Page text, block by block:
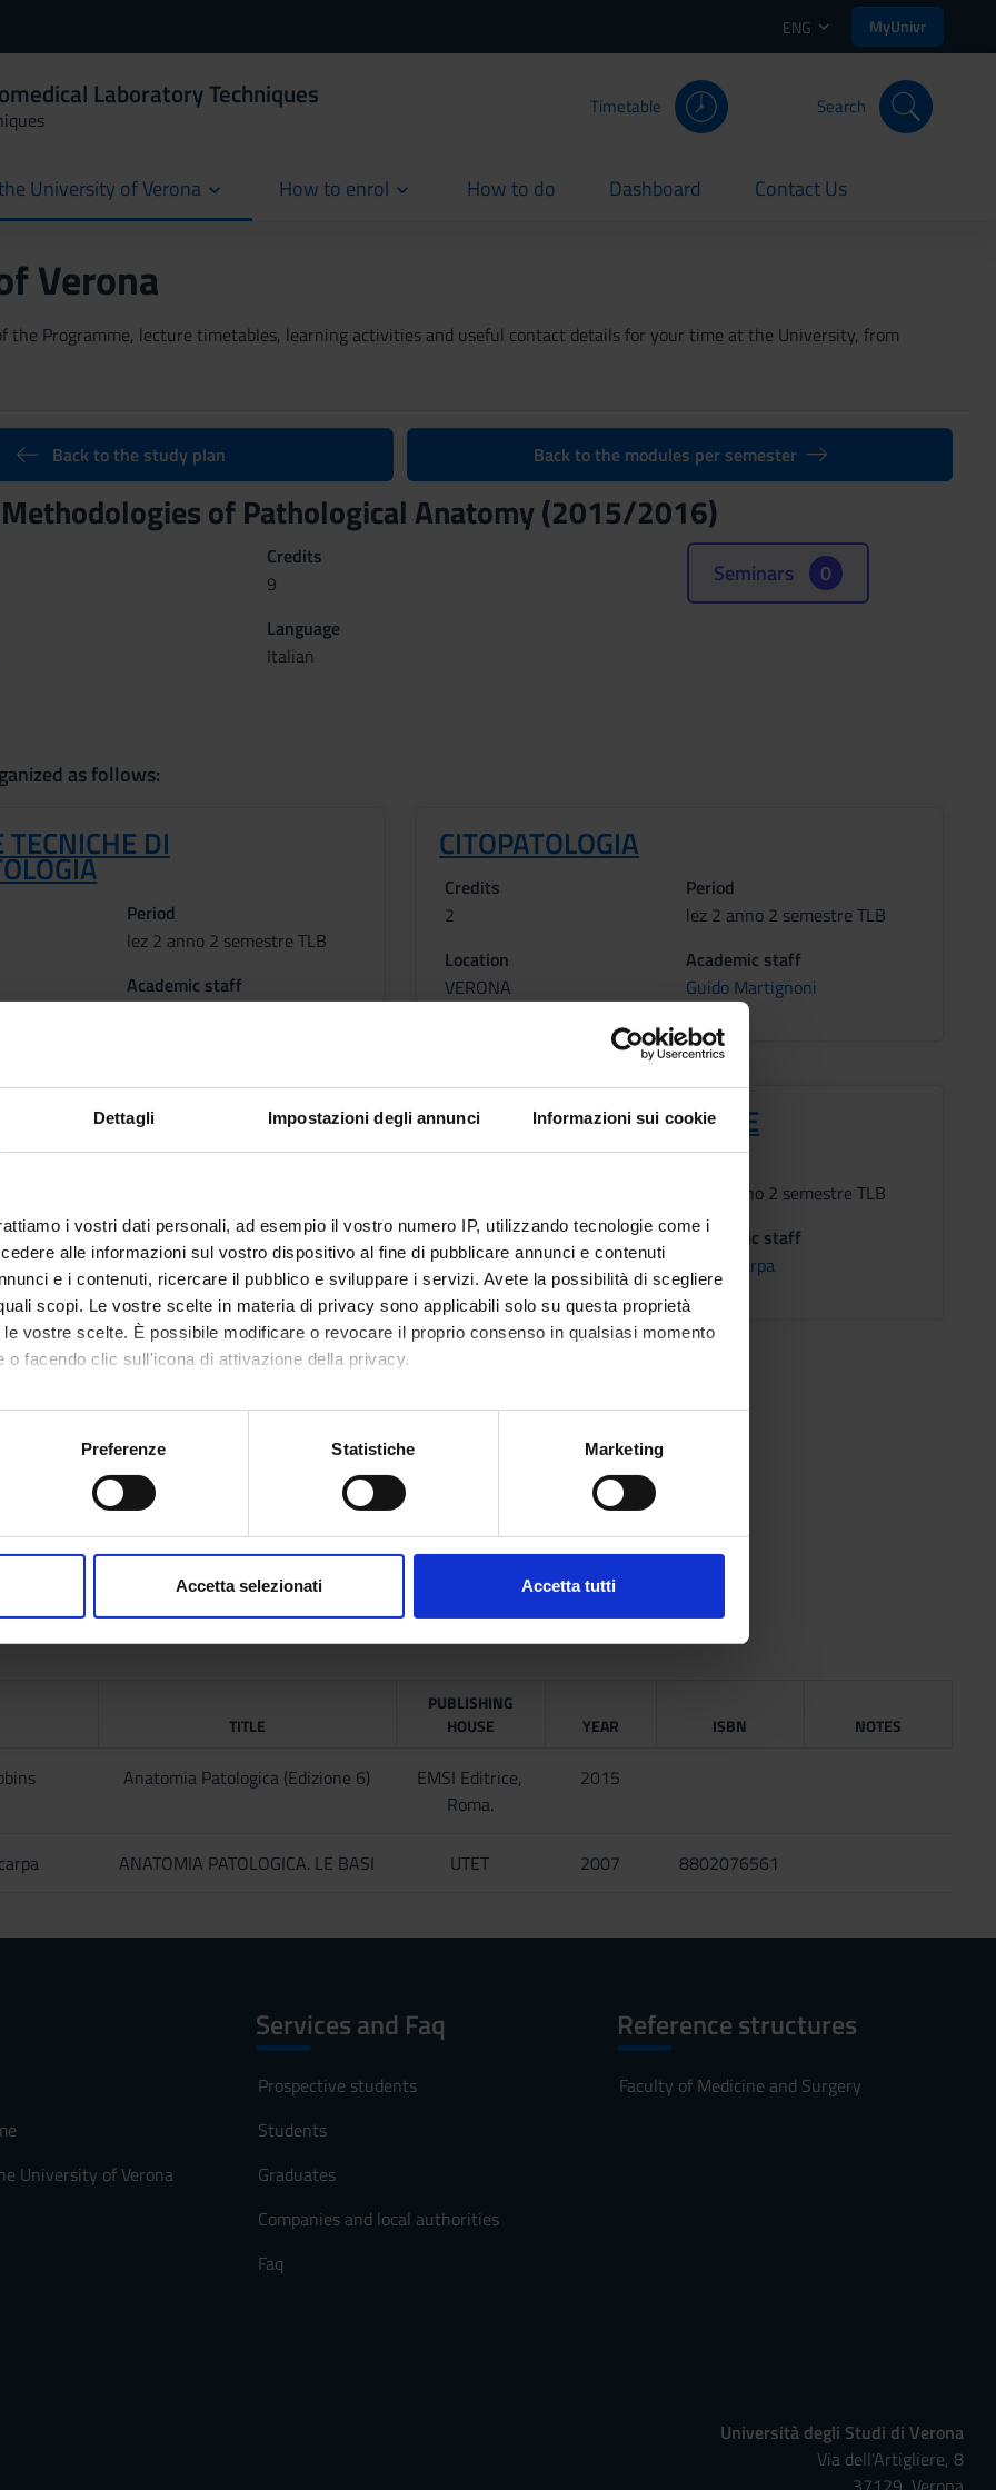
Dettagli Impostazioni degli annunci Informazioni sui cookie
i vostri dati personali, ad esempio il vostro numero IP, utilizzando tecnologie come i
alle informazioni sul vostro dispositivo al fine di pubblicare annunci e contenuti
e i contenuti, ricercare il pubblico e sviluppare i servizi. Avete la possibilità di scegliere
scopi. Le vostre scelte in materia di privacy sono applicabili solo su questa proprietà
vostre scelte. È possibile modificare o revocare il proprio consenso in qualsiasi momento
o facendo clic sull'icona di attivazione della privacy.
anche:
sulla tua posizione geografica, con un'approssimazione di qualche metro,
in qualsiasi momento dalla Dichiarazione sui cookie.
e social media, i quali potrebbero combinarle con altre informazioni che hai fornito loro o
Preferenze Statistiche Marketing
Accetta selezionati Accetta tutti
ENG MyUnivr
Laboratory Techniques Timetable Search
University of Verona How to enrol How to do
current Dashboard
current Contact Us
current
Verona
the Programme, lecture timetables, learning activities and useful contact details for your time at the University, from
Back to the study plan Back to the modules per semester
of Pathological Anatomy (2015/2016)
Credits
9
Language
Italian
Seminars 0
as follows:
DI
Period
lez 2 anno 2 semestre TLB
Academic staff
CITOPATOLOGIA
Credits
2
Period
lez 2 anno 2 semestre TLB
Location
VERONA
Academic staff
Guido Martignoni
Academic staff
Giuseppe Zamboni
PATOLOGIA MOLECOLARE
lez 2 anno 2 semestre TLB
Location
VERONA
Academic staff
Aldo Scarpa
Period
lez 2 anno 2 semestre TLB
Academic staff
Marco Chilosi
TITLE
PUBLISHING
HOUSE
YEAR ISBN NOTES
Anatomia Patologica (Edizione 6)
EMSI Editrice,
Roma.
2015
ANATOMIA PATOLOGICA. LE BASI UTET 2007 8802076561
University of Verona
Services and Faq
Prospective students
Students
Graduates
Companies and local authorities
Faq
Reference structures
Faculty of Medicine and Surgery
Università degli Studi di Verona
Via dell'Artigliere, 8